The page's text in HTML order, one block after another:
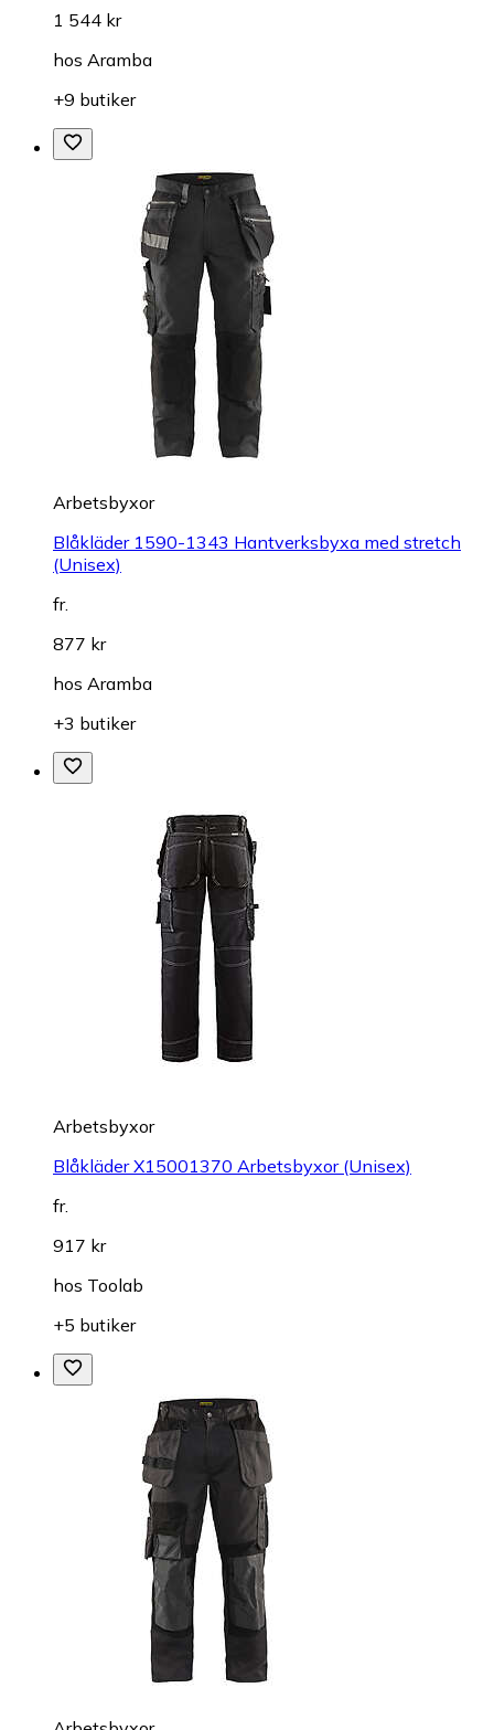
1 544 kr
hos Aramba
+9 butiker
Arbetsbyxor
Blåkläder 1590-1343 Hantverksbyxa med stretch
(Unisex)
fr.
877 kr
hos Aramba
+3 butiker
Arbetsbyxor
Blåkläder X15001370 Arbetsbyxor (Unisex)
fr.
917 kr
hos Toolab
+5 butiker